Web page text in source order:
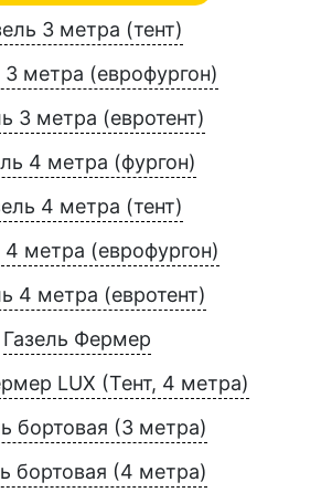
3 метра (тент)
3 метра (еврофургон)
3 метра (евротент)
4 метра (фургон)
4 метра (тент)
4 метра (еврофургон)
4 метра (евротент)
Газель Фермер
LUX (Тент, 4 метра)
бортовая (3 метра)
бортовая (4 метра)